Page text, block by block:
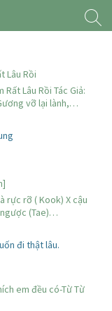
Lâu Rồi
Rất Lâu Rồi Tác Giả:
vỡ lại lành,…
rực rỡ ( Kook) X cậu
(Tae)…
đi thật lâu.
em đều có-Từ Từ